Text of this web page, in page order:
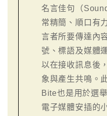
名言佳句（
常精簡、順口有
言者所要傳達內
號、標語及媒體
以在接收訊息後
象與產生共鳴。
Bite也是用於選
電子媒體安插的